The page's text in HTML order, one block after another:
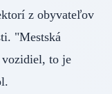
z obyvateľov
"Mestská
to je